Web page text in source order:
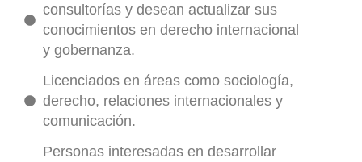
consultorías y desean actualizar sus
conocimientos en derecho internacional
y gobernanza.
Licenciados en áreas como sociología,
derecho, relaciones internacionales y
comunicación.
Personas interesadas en desarrollar